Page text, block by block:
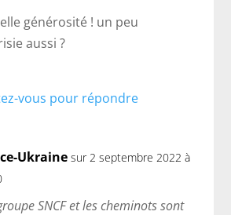
générosité ! un peu
aussi ?
vous pour répondre
Ukraine sur 2 septembre 2022 à
SNCF et les cheminots sont